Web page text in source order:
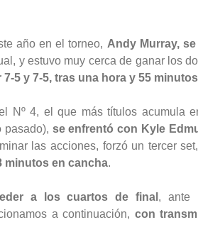
año en el torneo, Andy Murray,
y estuvo muy cerca de ganar los
5 y 7-5, tras una hora y 55 minutos
Nº 4, el que más títulos acumula
pasado), se enfrentó con Kyle
las acciones, forzó un tercer
minutos en cancha.
a los cuartos de final , ante
a continuación, con